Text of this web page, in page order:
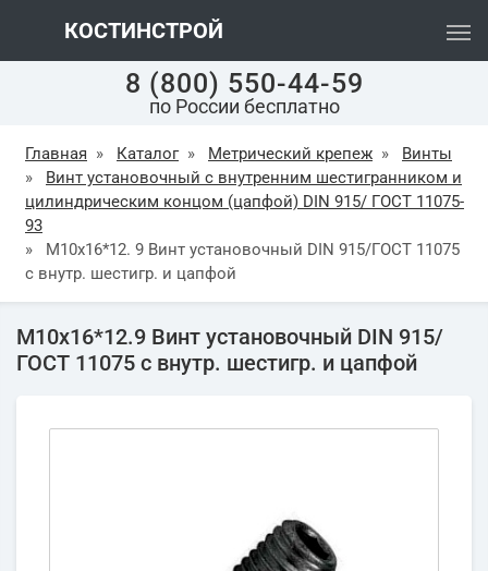
КОСТИНСТРОЙ
8 (800) 550-44-59
по России бесплатно
Главная » Каталог » Метрический крепеж »
Винты
»
Винт установочный с внутренним шестигранником и
цилиндрическим концом (цапфой) DIN 915/ ГОСТ 11075-
93
»
М10х16*12. 9 Винт установочный DIN 915/ГОСТ 11075
с внутр. шестигр. и цапфой
М10х16*12.9 Винт установочный DIN 915/
ГОСТ 11075 с внутр. шестигр. и цапфой